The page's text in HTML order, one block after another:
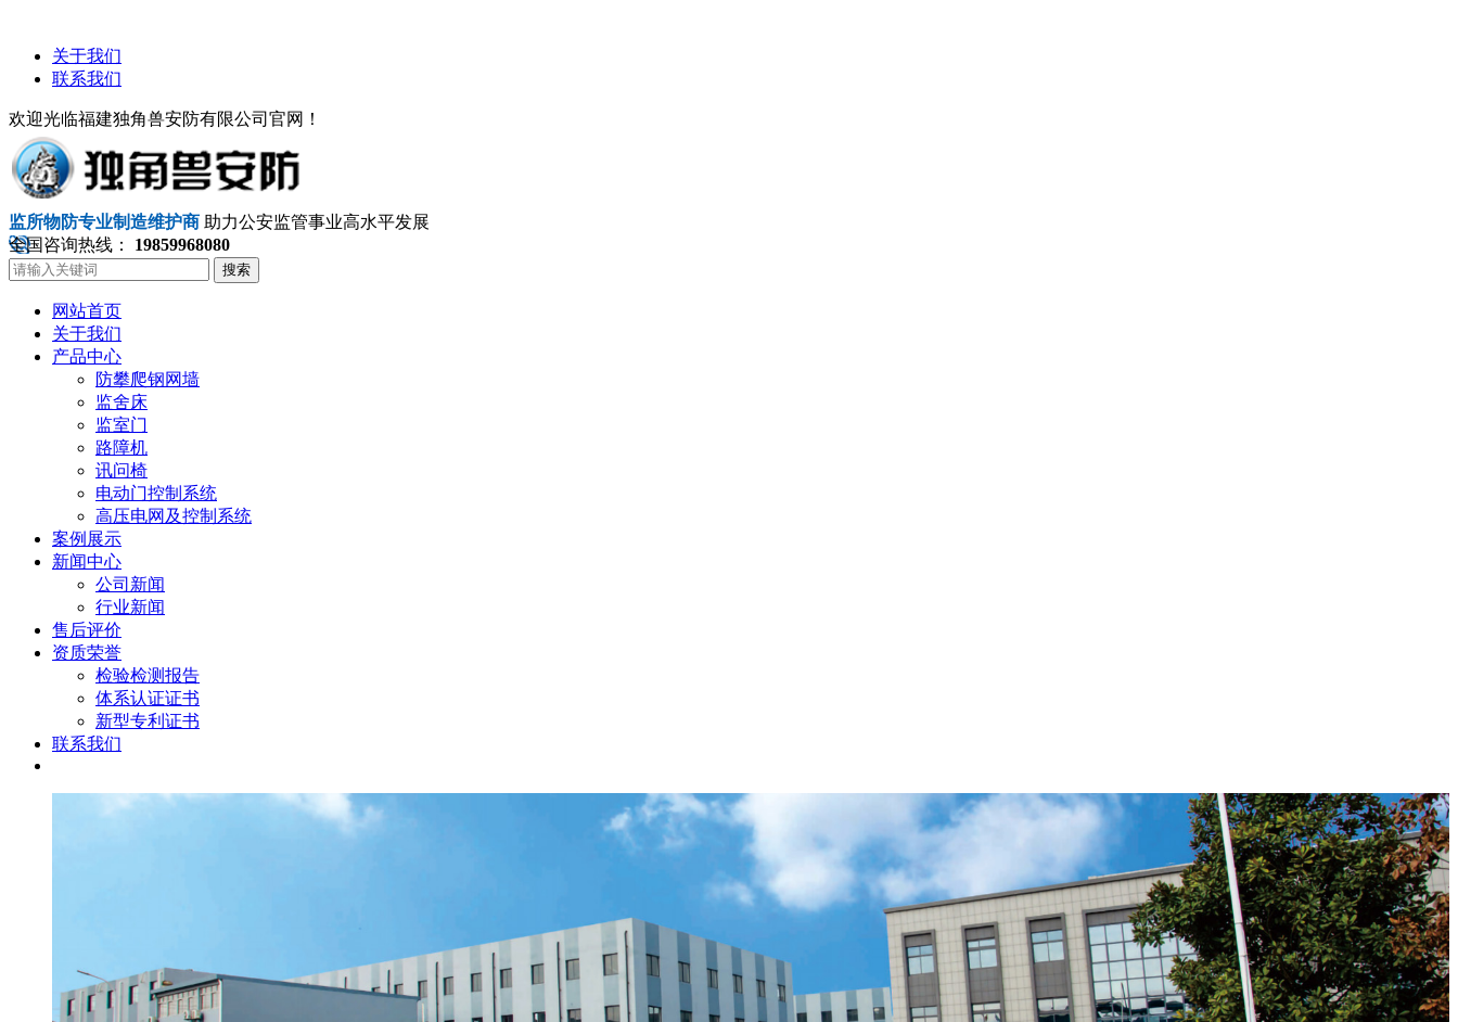
关于我们
联系我们
欢迎光临福建独角兽安防有限公司官网！
监所物防专业制造维护商 助力公安监管事业高水平发展
全国咨询热线：
19859968080
搜索
网站首页
关于我们
产品中心
防攀爬钢网墙
监舍床
监室门
路障机
讯问椅
电动门控制系统
高压电网及控制系统
案例展示
新闻中心
公司新闻
行业新闻
售后评价
资质荣誉
检验检测报告
体系认证证书
新型专利证书
联系我们